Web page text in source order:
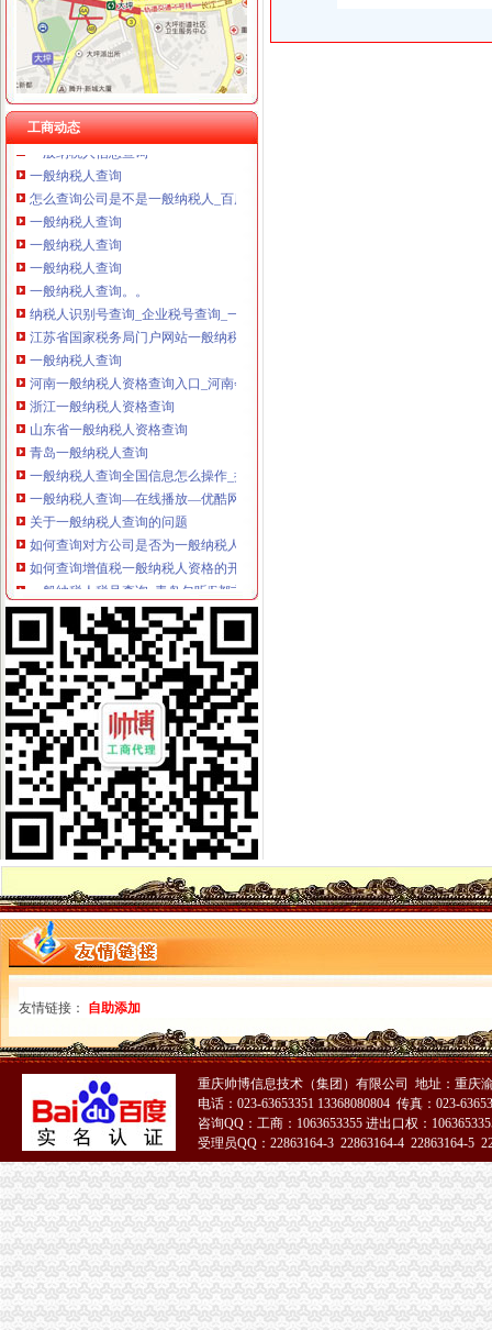
工商动态
一般纳税人查询
重庆一般纳税人资格查询
一般纳税人查询一般纳税人查询
重庆一般纳税人资格查询：http://218.70.65.72:3002/fpcx/
重庆一般纳税人申请：路源咨询—专业代办安全生产许可证-重庆爱问
一般纳税人信息查询
一般纳税人查询
怎么查询公司是不是一般纳税人_百度经验
一般纳税人查询
一般纳税人查询
一般纳税人查询
一般纳税人查询。。
纳税人识别号查询_企业税号查询_一般纳税人查询
江苏省国家税务局门户网站一般纳税人查询
一般纳税人查询
河南一般纳税人资格查询入口_河南会计网
浙江一般纳税人资格查询
山东省一般纳税人资格查询
青岛一般纳税人查询
一般纳税人查询全国信息怎么操作_搜狐其它_搜狐网
一般纳税人查询—在线播放—优酷网,高清在线观看
关于一般纳税人查询的问题
如何查询对方公司是否为一般纳税人。-文章
如何查询增值税一般纳税人资格的开始年月？_百度知道
一般纳税人税号查询_青岛包听|E都市
重庆一般纳税人资格查询
全国一般纳税人资格查询收_搜狐教育_搜狐网
陕西省一般纳税人查询_中华文本库
一般纳税人提供技术咨询服务,税率是多少？_中华会计网校_税务网校
一般纳税人查询电话-深圳爱问分类
新疆一般纳税人查询-天津爱问分类
请问山西省一般纳税人资格在哪里查询-山西国税答疑170
四川一般纳税人资格查询：四川财
全国一般纳税人资格查询
如何查询一般纳税人资格（以广东为例）_增值税一般纳税人查询_一般
增值税一般纳税人查询–会计网词库
一般纳税人资格查询
广东一般纳税人查询App下载|一般纳税人查询广东税务局版下载2.4.0
四川省国税网上办税服务厅增值税一般纳税人资格查询
关于一般纳税人与小规模纳税人的查询
一般纳税人咨询公司,开展教育服务,增值税有优惠吗_中华会计网校_
一般纳税人税率查询|一般纳税人如何算税
上海税务网的一般纳税人资格查询,可以查来自上海税务-微博
北京各区一般纳税人资格查询帮助你three_周边服务栏目_机电之家网
一般纳税人资格查询_中华文本库
一般纳税人咨询处-深圳58同城
如何查询增值税一般纳税人认定信息？_资料网
一般纳税人查询广东税务局版2.4.0安卓版-新云软件园
如何查询一般纳税人资格_百度经验
青岛一般纳税人查询
一般纳税人查询
全国企业增值税一般纳税人资质查询-个人帮助中心-卓博人才网
【转让一般纳税人|转让一般纳税人内容汇总】_转让一般纳税人专题-
一般纳税人查询
重庆一般纳税人资格查询
一般纳税人查询一般纳税人查询
重庆一般纳税人资格查询：http://218.70.65.72:3002/fpcx/
友情链接： 自助添加
重庆帅博信息技术（集团）有限公司 地址：重庆
电话：023-63653351 13368080804 传真：023-
咨询QQ：工商：1063653355 进出口权：
受理员QQ：22863164-3 22863164-4 22863164-5